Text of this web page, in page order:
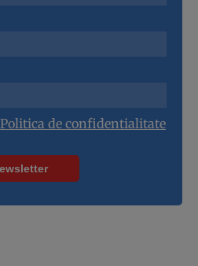
Politica de confidentialitate